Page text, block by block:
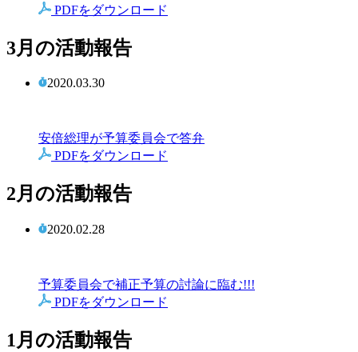
PDFをダウンロード
3月の活動報告
2020.03.30
安倍総理が予算委員会で答弁
PDFをダウンロード
2月の活動報告
2020.02.28
予算委員会で補正予算の討論に臨む!!!
PDFをダウンロード
1月の活動報告